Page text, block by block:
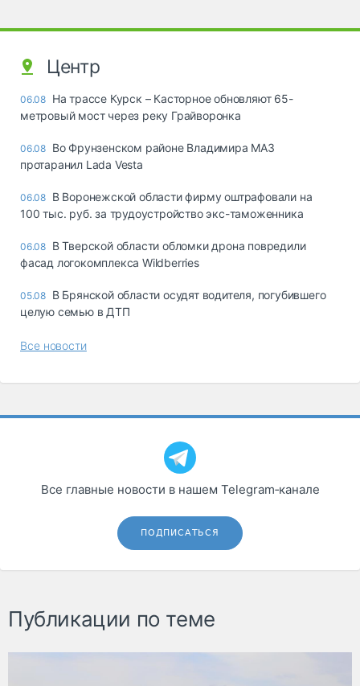
Центр
06.08 На трассе Курск – Касторное обновляют 65-
метровый мост через реку Грайворонка
06.08 Во Фрунзенском районе Владимира МАЗ
протаранил Lada Vesta
06.08 В Воронежской области фирму оштрафовали на
100 тыс. руб. за трудоустройство экс-таможенника
06.08 В Тверской области обломки дрона повредили
фасад логокомплекса Wildberries
05.08 В Брянской области осудят водителя, погубившего
целую семью в ДТП
Все новости
Все главные новости в нашем Telegram‑канале
ПОДПИСАТЬСЯ
Публикации по теме